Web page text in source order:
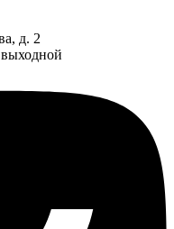
д. 2